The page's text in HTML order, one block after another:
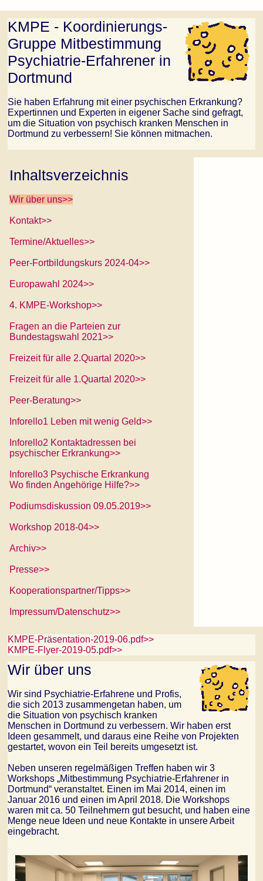
KMPE - Koordinierungs-
Gruppe Mitbestimmung
Psychiatrie-Erfahrener in
Dortmund
Sie haben Erfahrung mit einer psychischen Erkrankung?
Expertinnen und Experten in eigener Sache sind gefragt,
um die Situation von psychisch kranken Menschen in
Dortmund zu verbessern! Sie können mitmachen.
Inhaltsverzeichnis
Wir über uns>>
Kontakt>>
Termine/Aktuelles>>
Peer-Fortbildungskurs 2024-04>>
Europawahl 2024>>
4. KMPE-Workshop>>
Fragen an die Parteien zur
Bundestagswahl 2021>>
Freizeit für alle 2.Quartal 2020>>
Freizeit für alle 1.Quartal 2020>>
Peer-Beratung>>
Inforello1 Leben mit wenig Geld>>
Inforello2 Kontaktadressen bei
psychischer Erkrankung>>
Inforello3 Psychische Erkrankung
Wo finden Angehörige Hilfe?>>
Podiumsdiskussion 09.05.2019>>
Workshop 2018-04>>
Archiv>>
Presse>>
Kooperationspartner/Tipps>>
Impressum/Datenschutz>>
KMPE-Präsentation-2019-06.pdf>>
KMPE-Flyer-2019-05.pdf>>
Wir über uns
Wir sind Psychiatrie-Erfahrene und Profis,
die sich 2013 zusammengetan haben, um
die Situation von psychisch kranken
Menschen in Dortmund zu verbessern. Wir haben erst
Ideen gesammelt, und daraus eine Reihe von Projekten
gestartet, wovon ein Teil bereits umgesetzt ist.
Neben unseren regelmäßigen Treffen haben wir 3
Workshops „Mitbestimmung Psychiatrie-Erfahrener in
Dortmund“ veranstaltet. Einen im Mai 2014, einen im
Januar 2016 und einen im April 2018. Die Workshops
waren mit ca. 50 Teilnehmern gut besucht, und haben eine
Menge neue Ideen und neue Kontakte in unsere Arbeit
eingebracht.